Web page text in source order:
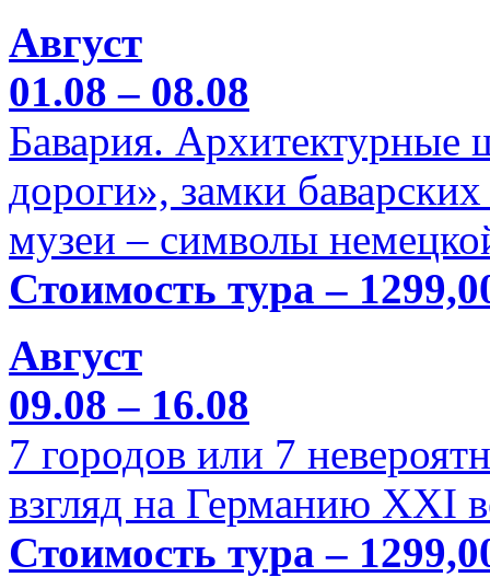
Август
01.08 – 08.08
Бавария. Архитектурные
дороги», замки
музеи – символы
Стоимость тура –
Август
09.08 – 16.08
7 городов или 7
взгляд на Германию XXI
Стоимость тура –